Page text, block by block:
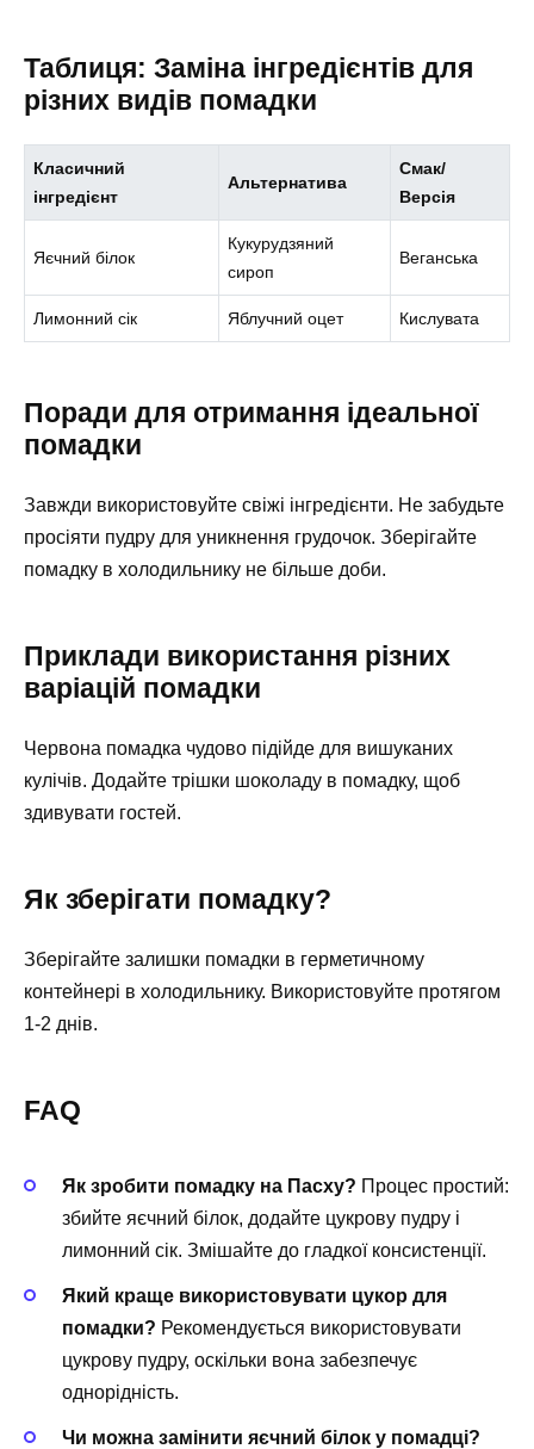
Таблиця: Заміна інгредієнтів для
різних видів помадки
Класичний
інгредієнт
Альтернатива
Смак/
Версія
Яєчний білок
Кукурудзяний
сироп
Веганська
Лимонний сік Яблучний оцет Кислувата
Поради для отримання ідеальної
помадки
Завжди використовуйте свіжі інгредієнти. Не забудьте
просіяти пудру для уникнення грудочок. Зберігайте
помадку в холодильнику не більше доби.
Приклади використання різних
варіацій помадки
Червона помадка чудово підійде для вишуканих
кулічів. Додайте трішки шоколаду в помадку, щоб
здивувати гостей.
Як зберігати помадку?
Зберігайте залишки помадки в герметичному
контейнері в холодильнику. Використовуйте протягом
1-2 днів.
FAQ
Як зробити помадку на Пасху? Процес простий:
збийте яєчний білок, додайте цукрову пудру і
лимонний сік. Змішайте до гладкої консистенції.
Який краще використовувати цукор для
помадки? Рекомендується використовувати
цукрову пудру, оскільки вона забезпечує
однорідність.
Чи можна замінити яєчний білок у помадці?